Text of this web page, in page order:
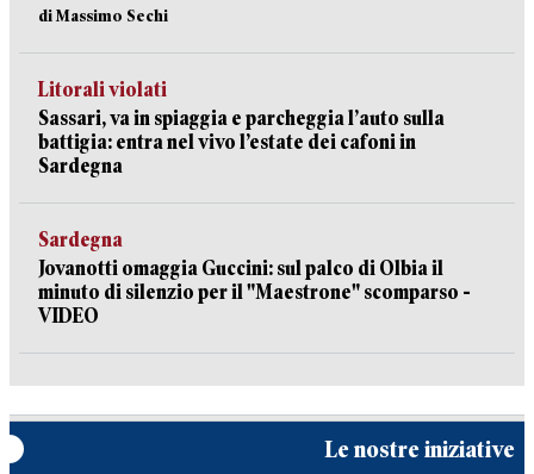
di Massimo Sechi
Litorali violati
Sassari, va in spiaggia e parcheggia l’auto sulla
battigia: entra nel vivo l’estate dei cafoni in
Sardegna
Sardegna
Jovanotti omaggia Guccini: sul palco di Olbia il
minuto di silenzio per il "Maestrone" scomparso -
VIDEO
Le nostre iniziative